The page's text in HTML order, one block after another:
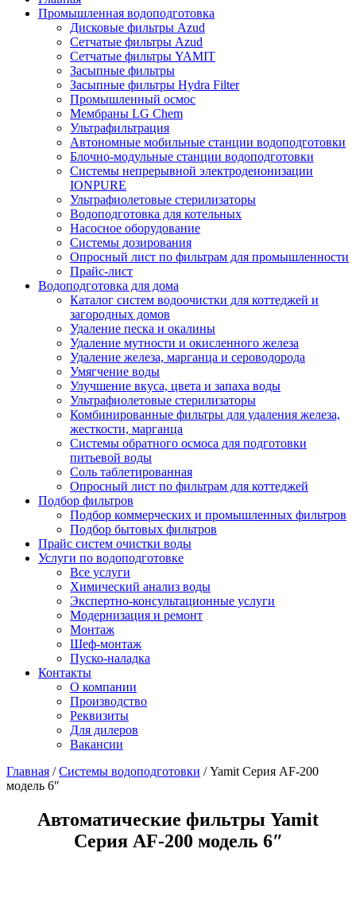
Промышленная водоподготовка
Дисковые фильтры Azud
Сетчатые фильтры Azud
Сетчатые фильтры YAMIT
Засыпные фильтры
Засыпные фильтры Hydra Filter
Промышленный осмос
Мембраны LG Chem
Ультрафильтрация
Автономные мобильные станции водоподготовки
Блочно-модульные станции водоподготовки
Системы непрерывной электродеионизации
IONPURE
Ультрафиолетовые стерилизаторы
Водоподготовка для котельных
Насосное оборудование
Системы дозирования
Опросный лист по фильтрам для промышленности
Прайс-лист
Водоподготовка для дома
Каталог систем водоочистки для коттеджей и
загородных домов
Удаление песка и окалины
Удаление мутности и окисленного железа
Удаление железа, марганца и сероводорода
Умягчение воды
Улучшение вкуса, цвета и запаха воды
Ультрафиолетовые стерилизаторы
Комбинированные фильтры для удаления железа,
жесткости, марганца
Системы обратного осмоса для подготовки
питьевой воды
Соль таблетированная
Опросный лист по фильтрам для коттеджей
Подбор фильтров
Подбор коммерческих и промышленных фильтров
Подбор бытовых фильтров
Прайс систем очистки воды
Услуги по водоподготовке
Все услуги
Химический анализ воды
Экспертно-консультационные услуги
Модернизация и ремонт
Монтаж
Шеф-монтаж
Пуско-наладка
Контакты
О компании
Производство
Реквизиты
Для дилеров
Вакансии
Главная /Системы водоподготовки /Yamit Серия AF-200
модель 6″
Автоматические фильтры Yamit
Серия AF-200 модель 6″